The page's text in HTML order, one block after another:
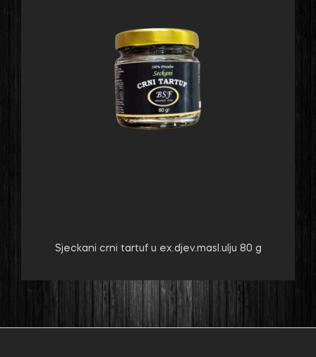
Sjeckani crni tartuf u ex.djev.masl.ulju 80 g